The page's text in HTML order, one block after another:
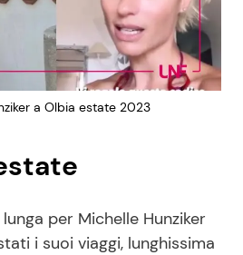
a Olbia estate 2023
per Michelle Hunziker
i suoi viaggi, lunghissima